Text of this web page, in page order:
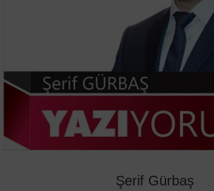
Şerif Gürbaş